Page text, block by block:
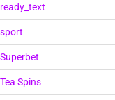
ready_text
sport
Superbet
Tea Spins